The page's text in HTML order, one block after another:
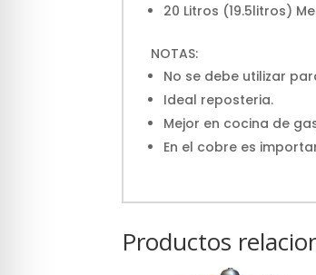
20 Litros (19.5litros)
NOTAS:
No se debe utilizar
Ideal reposteria.
Mejor en cocina de
En el cobre es
Productos